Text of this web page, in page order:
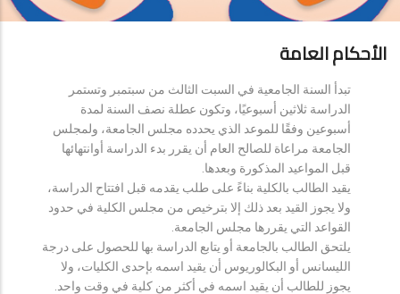
الأحكام العامة
تبدأ السنة الجامعية في السبت الثالث من سبتمبر وتستمر
الدراسة ثلاثين أسبوعيًا، وتكون عطلة نصف السنة لمدة
أسبوعين وفقًا للموعد الذي يحدده مجلس الجامعة، ولمجلس
الجامعة مراعاة للصالح العام أن يقرر بدء الدراسة أوانتهائها
قبل المواعيد المذكورة وبعدها.
يقيد الطالب بالكلية بناءً على طلب يقدمه قبل افتتاح الدراسة،
ولا يجوز القيد بعد ذلك إلا بترخيص من مجلس الكلية في حدود
القواعد التي يقررها مجلس الجامعة.
يلتحق الطالب بالجامعة أو يتابع الدراسة بها للحصول على درجة
الليسانس أو البكالوريوس أن يقيد اسمه بإحدى الكليات، ولا
يجوز للطالب أن يقيد اسمه في أكثر من كلية في وقت واحد.